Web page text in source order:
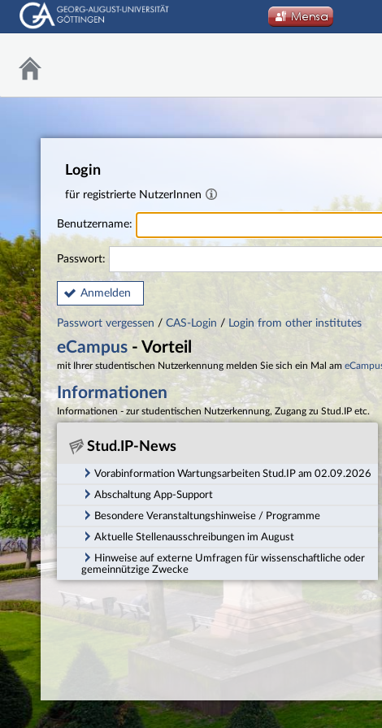
Login
für registrierte NutzerInnen
Benutzername:
Passwort:
Anmelden
Passwort vergessen / CAS-Login / Login from other institutes
eCampus - Vorteil
mit Ihrer studentischen Nutzerkennung melden Sie sich ein Mal am
Informationen
Informationen - zur studentischen Nutzerkennung, Zugang zu Stud.IP etc.
Stud.IP-News
Vorabinformation Wartungsarbeiten Stud.IP am 02.09.2026
Abschaltung App-Support
Besondere Veranstaltungshinweise / Programme
Aktuelle Stellenausschreibungen im August
Hinweise auf externe Umfragen für wissenschaftliche oder
gemeinnützige Zwecke